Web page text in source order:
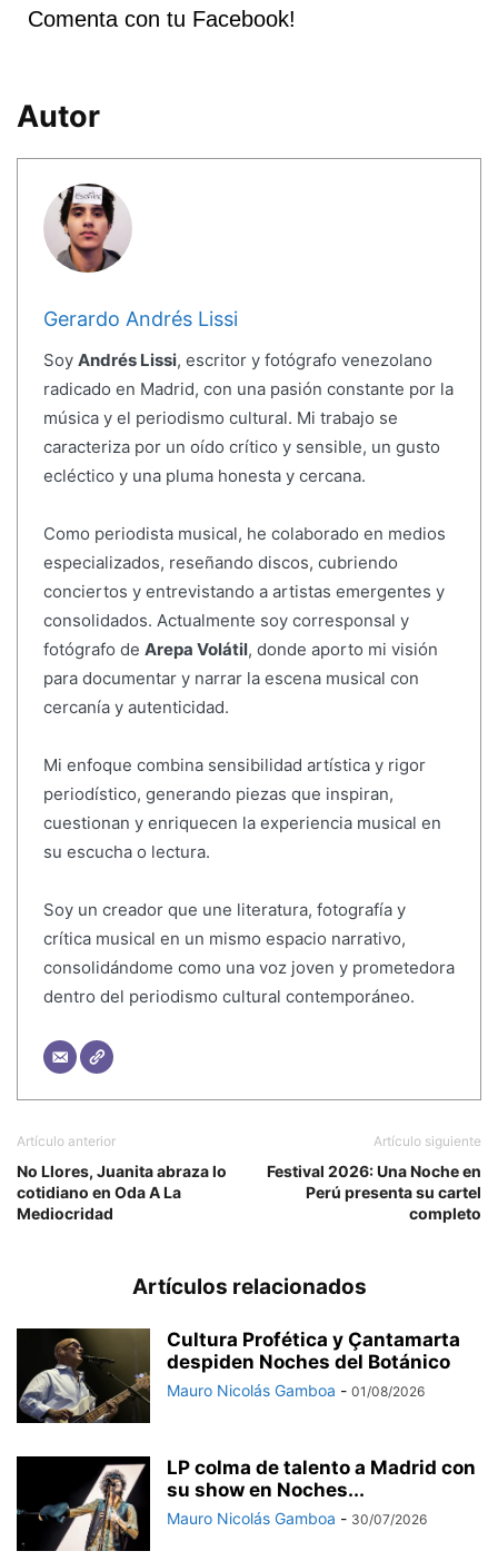
Comenta con tu Facebook!
Autor
Gerardo Andrés Lissi
Soy Andrés Lissi, escritor y fotógrafo venezolano
radicado en Madrid, con una pasión constante por la
música y el periodismo cultural. Mi trabajo se
caracteriza por un oído crítico y sensible, un gusto
ecléctico y una pluma honesta y cercana.
Como periodista musical, he colaborado en medios
especializados, reseñando discos, cubriendo
conciertos y entrevistando a artistas emergentes y
consolidados. Actualmente soy corresponsal y
fotógrafo de Arepa Volátil, donde aporto mi visión
para documentar y narrar la escena musical con
cercanía y autenticidad.
Mi enfoque combina sensibilidad artística y rigor
periodístico, generando piezas que inspiran,
cuestionan y enriquecen la experiencia musical en
su escucha o lectura.
Soy un creador que une literatura, fotografía y
crítica musical en un mismo espacio narrativo,
consolidándome como una voz joven y prometedora
dentro del periodismo cultural contemporáneo.
Artículo anterior
No Llores, Juanita abraza lo
cotidiano en Oda A La
Mediocridad
Artículo siguiente
Festival 2026: Una Noche en
Perú presenta su cartel
completo
Artículos relacionados
Cultura Profética y Çantamarta
despiden Noches del Botánico
Mauro Nicolás Gamboa - 01/08/2026
LP colma de talento a Madrid con
su show en Noches...
Mauro Nicolás Gamboa - 30/07/2026